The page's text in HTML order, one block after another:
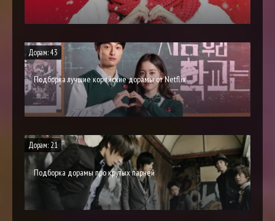
Дорам: 43
Подборка лучшие корейские дорамы от Netflix
Дорам: 21
Подборка дорамы про крутых парней